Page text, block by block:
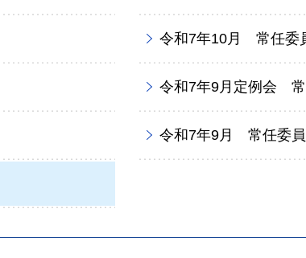
令和7年10月 常任委
令和7年9月定例会
令和7年9月 常任委